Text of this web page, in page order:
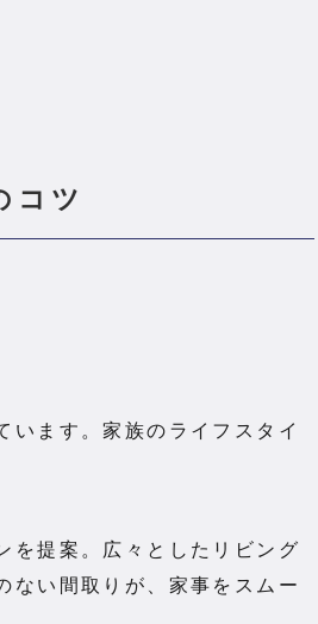
コツ
います。家族のライフスタイ
を提案。広々としたリビング
ない間取りが、家事をスムー